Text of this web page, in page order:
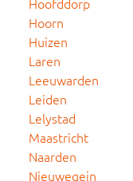
Hoorn
Huizen
Laren
Leeuwarden
Leiden
Lelystad
Maastricht
Naarden
Nieuwegein